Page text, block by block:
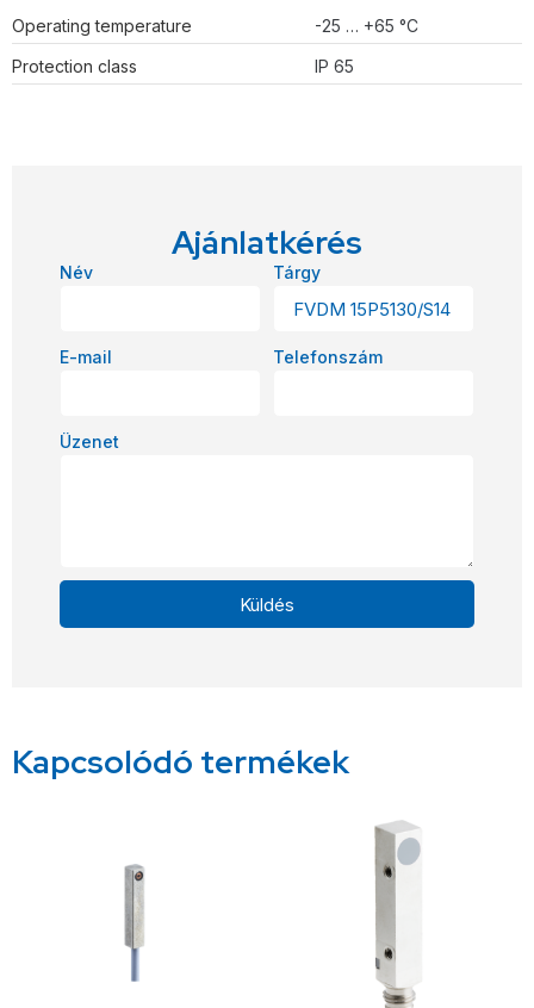
Operating temperature
-25 … +65 °C
Protection class
IP 65
Ajánlatkérés
Név Tárgy
E-mail Telefonszám
Üzenet
Küldés
Kapcsolódó termékek